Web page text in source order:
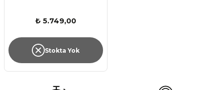
₺ 5.749,00
Stokta Yok